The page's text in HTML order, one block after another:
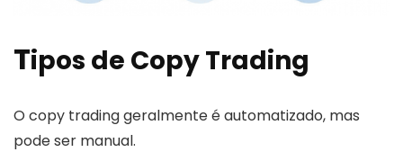
Tipos de Copy Trading
O copy trading geralmente é automatizado, mas
pode ser manual.